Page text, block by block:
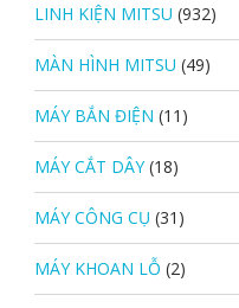
LINH KIỆN MITSU (932)
MÀN HÌNH MITSU (49)
MÁY BẮN ĐIỆN (11)
MÁY CẮT DÂY (18)
MÁY CÔNG CỤ (31)
MÁY KHOAN LỖ (2)